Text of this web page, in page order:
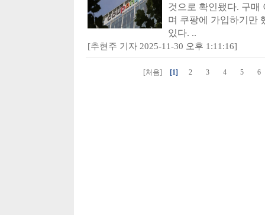
것으로 확인됐다. 구매
며 쿠팡에 가입하기만
있다. ..
[추현주 기자 2025-11-30 오후 1:11:16]
[처음] [1] 2 3 4 5 6